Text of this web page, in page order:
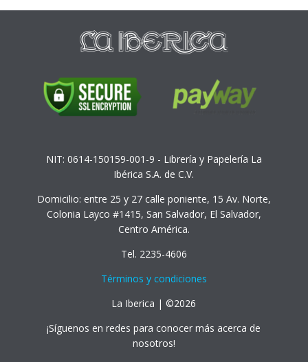
NIT: 0614-150159-001-9 - Librería y Papelería La
Ibérica S.A. de C.V.
Domicilio: entre 25 y 27 calle poniente, 15 Av. Norte,
Colonia Layco #1415, San Salvador, El Salvador,
Centro América.
Tel. 2235-4606
Términos y condiciones
La Iberica | ©2026
¡Síguenos en redes para conocer más acerca de
nosotros!